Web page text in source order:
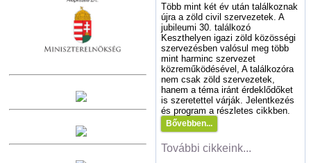
Több mint két év után találkoznak
újra a zöld civil szervezetek. A
jubileumi 30. találkozó
Keszthelyen igazi zöld közösségi
szervezésben valósul meg több
mint harminc szervezet
közreműködésével, A találkozóra
nem csak zöld szervezetek,
hanem a téma iránt érdeklődőket
is szeretettel várják. Jelentkezés
és program a részletes cikkben.
Bővebben...
További cikkeink...